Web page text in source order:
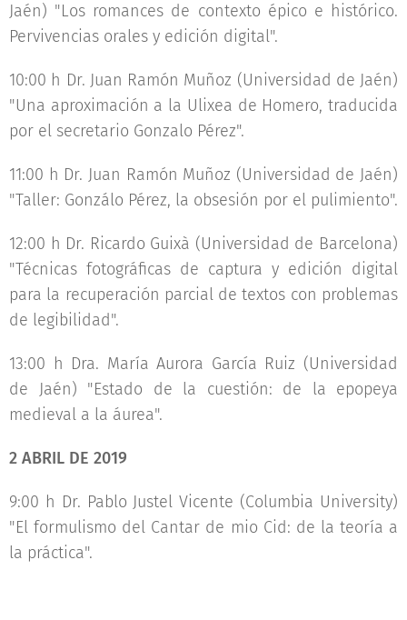
Jaén) "Los romances de contexto épico e histórico.
Pervivencias orales y edición digital".
10:00 h Dr. Juan Ramón Muñoz (Universidad de Jaén)
"Una aproximación a la Ulixea de Homero, traducida
por el secretario Gonzalo Pérez".
11:00 h Dr. Juan Ramón Muñoz (Universidad de Jaén)
"Taller: Gonzálo Pérez, la obsesión por el pulimiento".
12:00 h Dr. Ricardo Guixà (Universidad de Barcelona)
"Técnicas fotográficas de captura y edición digital
para la recuperación parcial de textos con problemas
de legibilidad".
13:00 h Dra. María Aurora García Ruiz (Universidad
de Jaén) "Estado de la cuestión: de la epopeya
medieval a la áurea".
2 ABRIL DE 2019
9:00 h Dr. Pablo Justel Vicente (Columbia University)
"El formulismo del Cantar de mio Cid: de la teoría a
la práctica".